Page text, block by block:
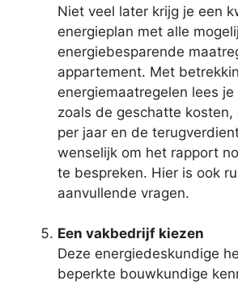
Niet veel later krijg je een
energieplan met alle
energiebesparende
appartement. Met
energiemaatregelen lees
zoals de geschatte
per jaar en de
wenselijk om het rapport
te bespreken. Hier is ook
aanvullende vragen.
Een vakbedrijf kiezen
Deze energiedeskundige
beperkte bouwkundige